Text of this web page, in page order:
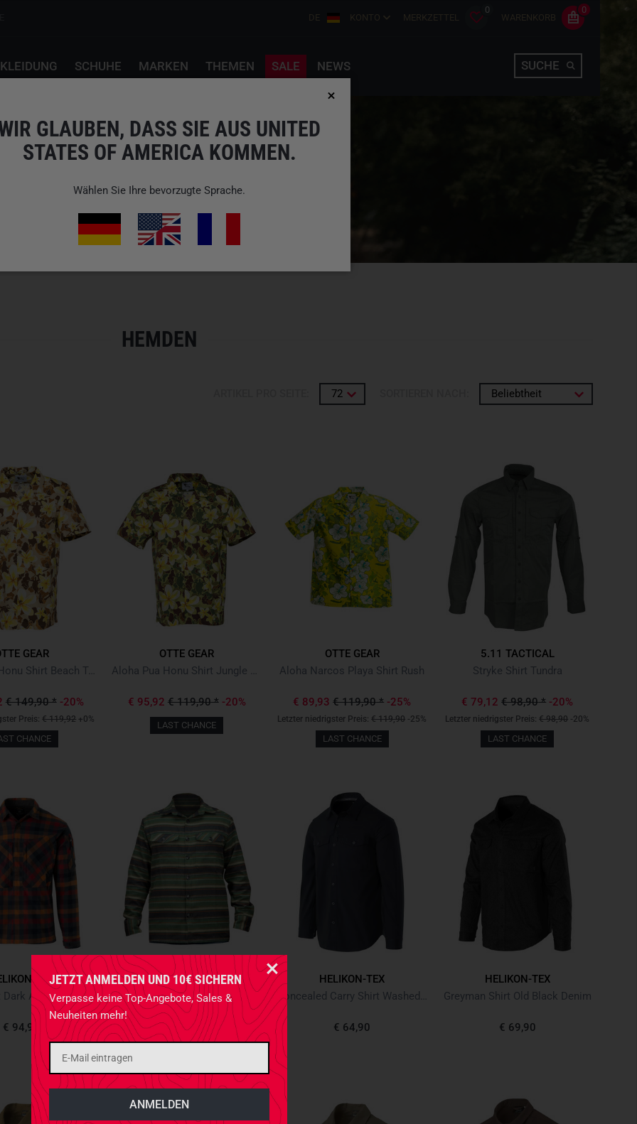
JETZT ANMELDEN UND 10€ SICHERN
Verpasse keine Top-Angebote, Sales &
Neuheiten mehr!
DE KONTO MERKZETTEL
0
WARENKORB
0
SCHUHE MARKEN THEMEN SALE NEWS SUCHE
HEMDEN
72 Beliebtheit
GEAR
€ 149,90* -20%
Preis:€ 119,92 +0%
CHANCE
OTTE GEAR
€ 95,92 € 119,90* -20%
LAST CHANCE
OTTE GEAR
Aloha Narcos Playa Shirt Rush
€ 89,93€ 119,90* -25%
Letzter niedrigster Preis:€ 119,90 -25%
LAST CHANCE
5.11 TACTICAL
Stryke Shirt Tundra
€ 79,12€ 98,90* -20%
Letzter niedrigster Preis:€ 98,90 -20%
LAST CHANCE
TEX
MBDU Shirt Dark Autumn Checkered
€ 94,90
LMSGEAR
Flannel Native Stripes
€ 139,90
HELIKON-TEX
€ 64,90
HELIKON-TEX
Greyman Shirt Old Black Denim
€ 69,90
GLAUBEN, DASS SIE AUS UNITED
STATES OF AMERICA KOMMEN.
Wählen Sie Ihre bevorzugte Sprache.